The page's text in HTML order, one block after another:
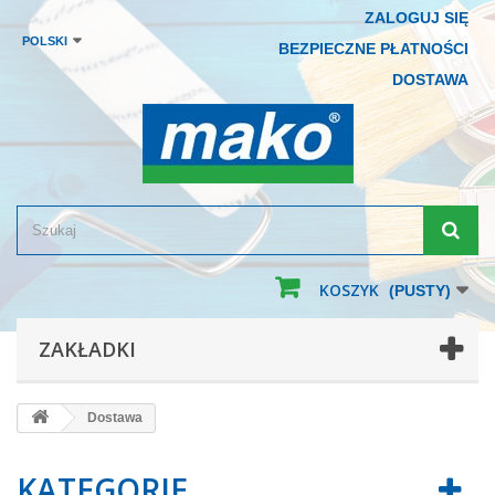
ZALOGUJ SIĘ
BEZPIECZNE PŁATNOŚCI
DOSTAWA
POLSKI
KOSZYK (PUSTY)
ZAKŁADKI
Dostawa